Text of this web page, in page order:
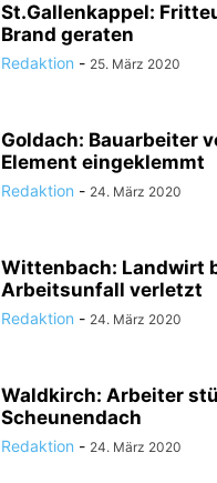
St.Gallenkappel:
Brand geraten
Redaktion - 25. März 2020
Goldach: Bauarbeiter
Element eingeklemmt
Redaktion - 24. März 2020
Wittenbach: Landwirt
Arbeitsunfall verletzt
Redaktion - 24. März 2020
Waldkirch: Arbeiter
Scheunendach
Redaktion - 24. März 2020